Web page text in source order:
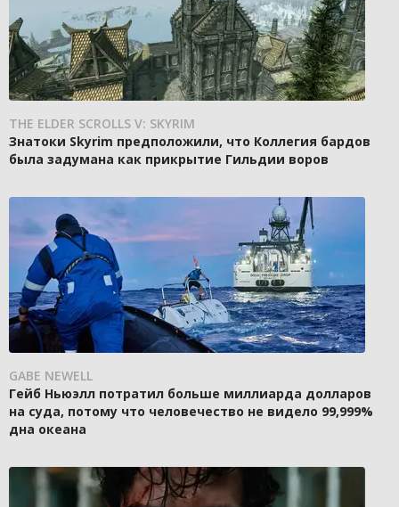
THE ELDER SCROLLS V: SKYRIM
Знатоки Skyrim предположили, что Коллегия бардов
была задумана как прикрытие Гильдии воров
GABE NEWELL
Гейб Ньюэлл потратил больше миллиарда долларов
на суда, потому что человечество не видело 99,999%
дна океана